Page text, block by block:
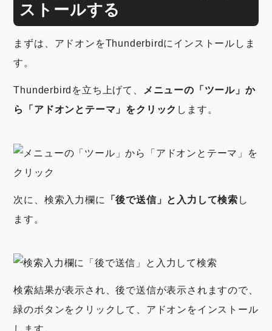
ストールする
まずは、アドオンをThunderbirdにインストールしま
す。
Thunderbirdを立ち上げて、
メニューの「ツール」か
ら「アドオンとテーマ」をクリック します。
次に、検索入力欄に 「後で送信」と入力して検索 し
ます。
検索結果が表示され、後で送信が表示されますので、
緑のボタンをクリックして、アドオンをインストール
します。